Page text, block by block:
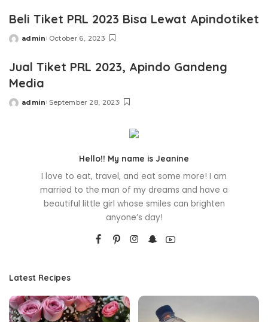
Beli Tiket PRL 2023 Bisa Lewat Apindotiket
Posted
admin October 6, 2023
Jual Tiket PRL 2023, Apindo Gandeng
Media
Posted
admin September 28, 2023
Hello!! My name is Jeanine
I love to eat, travel, and eat some more! I am
married to the man of my dreams and have a
beautiful little girl whose smiles can brighten
anyone’s day!
Latest Recipes